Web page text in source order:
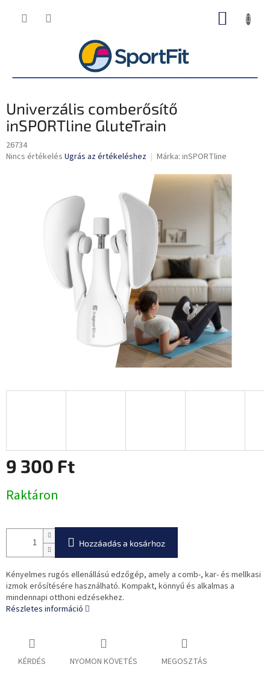
KOSÁR
Univerzális comberősítő
inSPORTline GluteTrain
26734
A
Nincs értékelés Ugrás az értékeléshez Márka: inSPORTline
9 300 Ft
Raktáron
Hozzáadás a kosárhoz
Kényelmes rugós ellenállású edzőgép, amely a comb-, kar- és mellkasi
izmok erősítésére használható. Kompakt, könnyű és alkalmas a
mindennapi otthoni edzésekhez.
Részletes információ
KÉRDÉS NYOMON KÖVETÉS MEGOSZTÁS